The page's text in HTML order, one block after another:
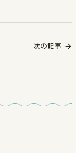
次の記事